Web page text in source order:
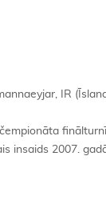
IR
insaids 2007.